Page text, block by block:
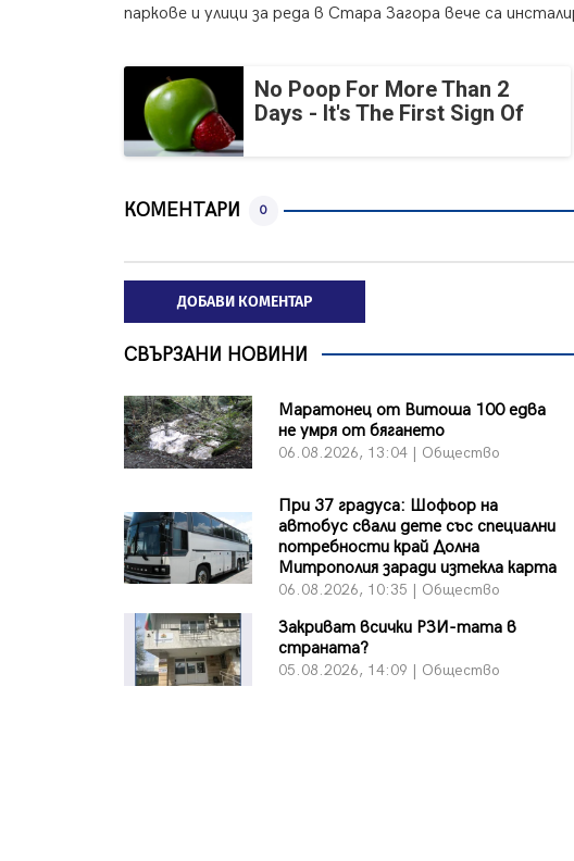
паркове и улици за реда в Стара Загора вече са
No Poop For More Than 2
Days - It's The First Sign Of
КОМЕНТАРИ 0
ДОБАВИ КОМЕНТАР
СВЪРЗАНИ НОВИНИ
Маратонец от Витоша 100 едва
не умря от бягането
06.08.2026, 13:04 | Общество
При 37 градуса: Шофьор на
автобус свали дете със специални
потребности край Долна
Митрополия заради изтекла карта
06.08.2026, 10:35 | Общество
Закриват всички РЗИ-тата в
страната?
05.08.2026, 14:09 | Общество